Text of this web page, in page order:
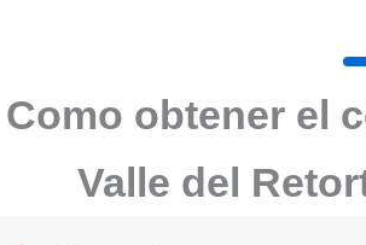
Como obtener el
Valle del